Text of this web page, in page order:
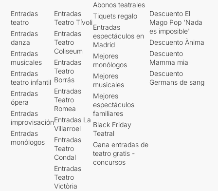
Entradas
teatro
Entradas
danza
Entradas
musicales
Entradas
teatro infantil
Entradas
ópera
Entradas
improvisación
Entradas
monólogos
Entradas
Teatro Tívoli
Entradas
Teatro
Coliseum
Entradas
Teatro
Borrás
Entradas
Teatro
Romea
Entradas La
Villarroel
Entradas
Teatro
Condal
Entradas
Teatro
Victòria
Abonos teatrales
Tiquets regalo
Entradas
espectáculos en
Madrid
Mejores
monólogos
Mejores
musicales
Mejores
espectáculos
familiares
Black Friday
Teatral
Gana entradas de
teatro gratis -
concursos
Descuento El
Mago Pop 'Nada
es imposible'
Descuento Ànima
Descuento
Mamma mia
Descuento
Germans de sang